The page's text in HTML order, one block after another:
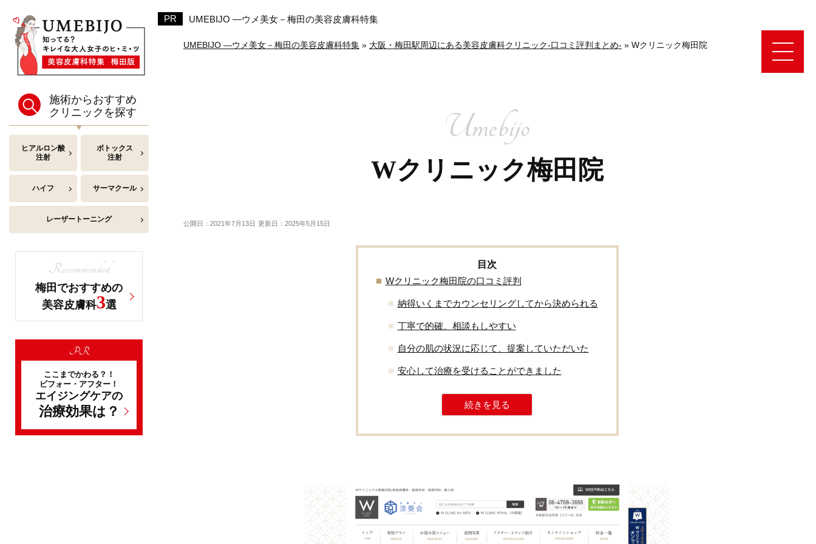
施術からおすすめ
クリニックを探す
ヒアルロン酸
注射
ボトックス
注射
ハイフ サーマクール
レーザートーニング
Recommended
梅田でおすすめの
美容皮膚科3選
PR
ここまでかわる？！
ビフォー・アフター！
エイジングケアの
治療効果は？
UMEBIJO ―ウメ美女－梅田の美容皮膚科特集
UMEBIJO ―ウメ美女－梅田の美容皮膚科特集 » 大阪・梅田駅周辺にある美容皮膚科クリニック‐口コミ評判まとめ‐ » Wクリニック梅田院
Wクリニック梅田院
公開日：2021年7月13日 更新日：2025年5月15日
Wクリニック梅田院の口コミ評判
納得いくまでカウンセリングしてから決められる
丁寧で的確、相談もしやすい
自分の肌の状況に応じて、提案していただいた
安心して治療を受けることができました
続きを見る